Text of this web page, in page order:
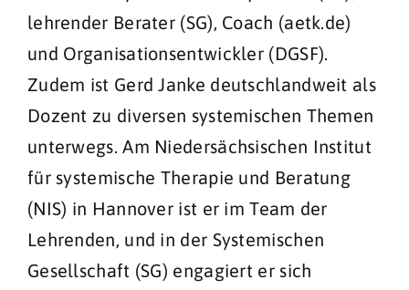
lehrender Berater (SG), Coach (aetk.de)
und Organisationsentwickler (DGSF).
Zudem ist Gerd Janke deutschlandweit als
Dozent zu diversen systemischen Themen
unterwegs. Am Niedersächsischen Institut
für systemische Therapie und Beratung
(NIS) in Hannover ist er im Team der
Lehrenden, und in der Systemischen
Gesellschaft (SG) engagiert er sich